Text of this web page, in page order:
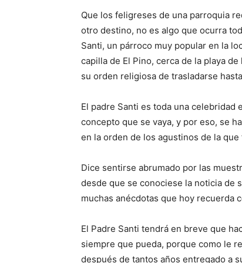
Que los feligreses de una parroquia
otro destino, no es algo que ocurra
Santi, un párroco muy popular en la
capilla de El Pino, cerca de la playa
su orden religiosa de trasladarse
El padre Santi es toda una
concepto que se vaya, y por eso, se
en la orden de los agustinos de la
Dice sentirse abrumado por las
desde que se conociese la noticia de
muchas anécdotas que hoy recuerda
El Padre Santi tendrá en breve que
siempre que pueda, porque como le
después de tantos años entregado a